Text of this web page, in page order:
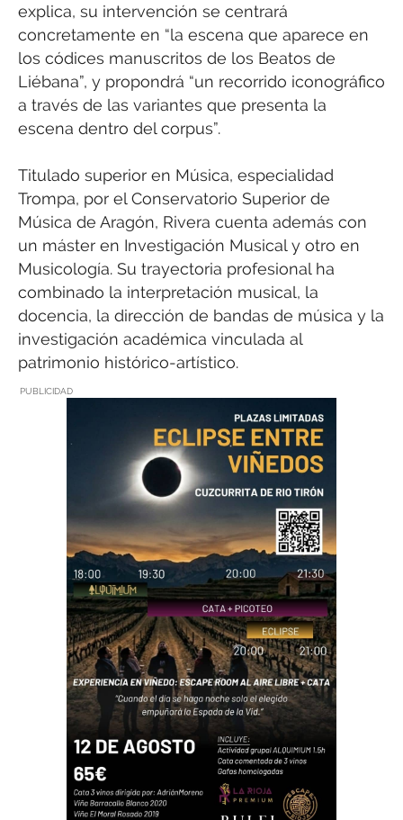
explica, su intervención se centrará
concretamente en “la escena que aparece en
los códices manuscritos de los Beatos de
Liébana”, y propondrá “un recorrido iconográfico
a través de las variantes que presenta la
escena dentro del corpus”.
Titulado superior en Música, especialidad
Trompa, por el Conservatorio Superior de
Música de Aragón, Rivera cuenta además con
un máster en Investigación Musical y otro en
Musicología. Su trayectoria profesional ha
combinado la interpretación musical, la
docencia, la dirección de bandas de música y la
investigación académica vinculada al
patrimonio histórico-artístico.
PUBLICIDAD